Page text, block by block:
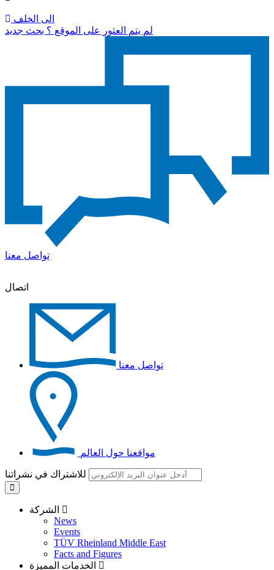
الى الخلف
لم يتم العثور على الموقع ؟ بحث جديد
تواصل معنا
اتصال
تواصل معنا
مواقعنا حول العالم
للاشتراك في نشراتنا
News
Events
TÜV Rheinland Middle East
Facts and Figures